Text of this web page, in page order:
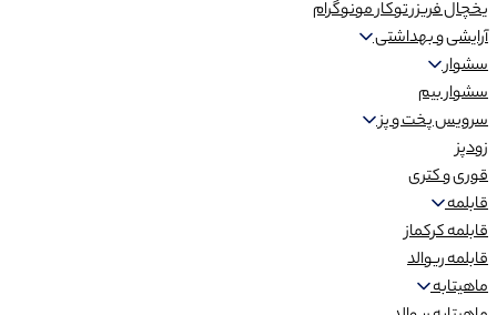
یخچال فریزر توکار مونوگرام
آرایشی و بهداشتی
سشوار
سشوار بیم
سرویس پخت و پز
زودپز
قوری و کتری
قابلمه
قابلمه کرکماز
قابلمه ریوالد
ماهیتابه